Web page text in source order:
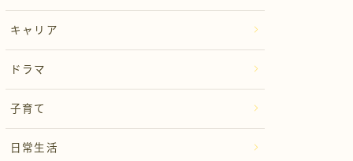
キャリア
ドラマ
子育て
日常生活